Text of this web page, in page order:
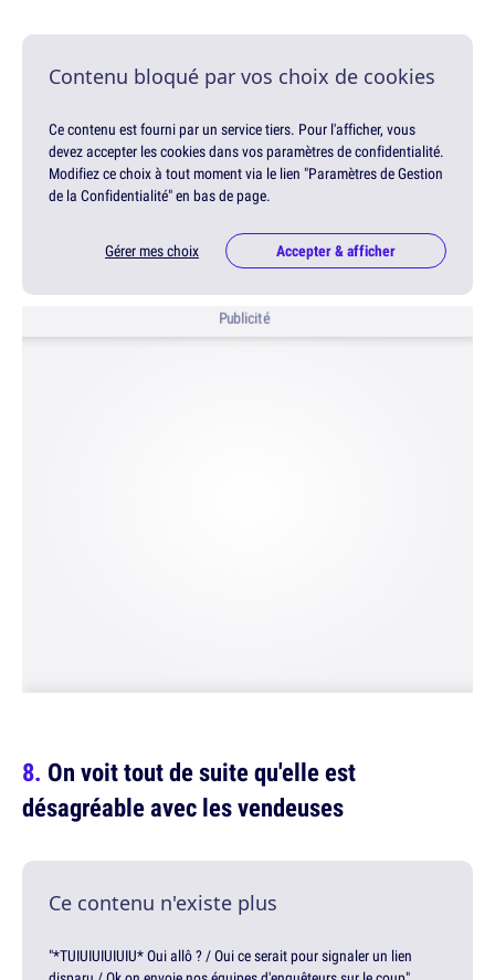
Contenu bloqué par vos choix de cookies
Ce contenu est fourni par un service tiers. Pour l'afficher, vous
devez accepter les cookies dans vos paramètres de confidentialité.
Modifiez ce choix à tout moment via le lien "Paramètres de Gestion
de la Confidentialité" en bas de page.
Gérer mes choix Accepter & afficher
Publicité
On voit tout de suite qu'elle est
désagréable avec les vendeuses
Ce contenu n'existe plus
"*TUIUIUIUIUIU* Oui allô ? / Oui ce serait pour signaler un lien